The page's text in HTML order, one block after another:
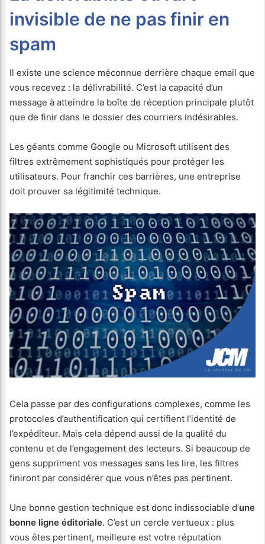
invisible de ne pas finir en
spam
Il existe une science méconnue derrière chaque email que
vous recevez : la délivrabilité. C’est la capacité d’un
message à atteindre la boîte de réception principale plutôt
que de finir dans le dossier des courriers indésirables.
Les géants comme Google ou Microsoft utilisent des
filtres extrêmement sophistiqués pour protéger les
utilisateurs. Pour franchir ces barrières, une entreprise
doit prouver sa légitimité technique.
Cela passe par des configurations complexes, comme les
protocoles d’authentification qui certifient l’identité de
l’expéditeur. Mais cela dépend aussi de la qualité du
contenu et de l’engagement des lecteurs. Si beaucoup de
gens suppriment vos messages sans les lire, les filtres
finiront par considérer que vous n’êtes pas pertinent.
Une bonne gestion technique est donc indissociable d’une
bonne ligne éditoriale. C’est un cercle vertueux : plus
vous êtes pertinent, meilleure est votre réputation